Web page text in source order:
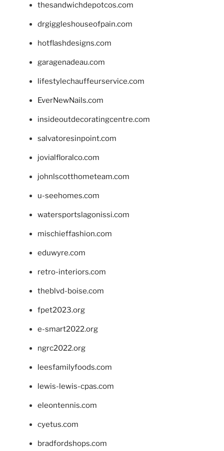
thesandwichdepotcos.com
drgiggleshouseofpain.com
hotflashdesigns.com
garagenadeau.com
lifestylechauffeurservice.com
EverNewNails.com
insideoutdecoratingcentre.com
salvatoresinpoint.com
jovialfloralco.com
johnlscotthometeam.com
u-seehomes.com
watersportslagonissi.com
mischieffashion.com
eduwyre.com
retro-interiors.com
theblvd-boise.com
fpet2023.org
e-smart2022.org
ngrc2022.org
leesfamilyfoods.com
lewis-lewis-cpas.com
eleontennis.com
cyetus.com
bradfordshops.com